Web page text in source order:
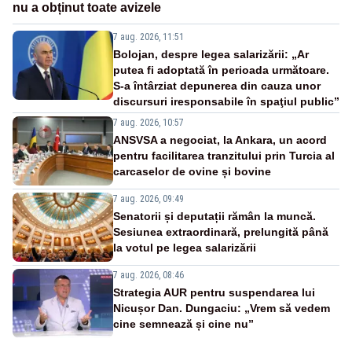
nu a obținut toate avizele
7 aug. 2026, 11:51
Bolojan, despre legea salarizării: „Ar
putea fi adoptată în perioada următoare.
S-a întârziat depunerea din cauza unor
discursuri iresponsabile în spaţiul public”
7 aug. 2026, 10:57
ANSVSA a negociat, la Ankara, un acord
pentru facilitarea tranzitului prin Turcia al
carcaselor de ovine și bovine
7 aug. 2026, 09:49
Senatorii și deputații rămân la muncă.
Sesiunea extraordinară, prelungită până
la votul pe legea salarizării
7 aug. 2026, 08:46
Strategia AUR pentru suspendarea lui
Nicușor Dan. Dungaciu: „Vrem să vedem
cine semnează și cine nu”